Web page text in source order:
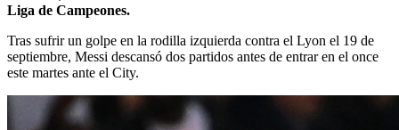
Liga de Campeones.
Tras sufrir un golpe en la rodilla izquierda contra el Lyon el 19 de
septiembre, Messi descansó dos partidos antes de entrar en el once
este martes ante el City.